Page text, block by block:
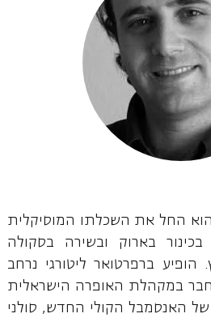
החל את השכלתו המוסיקלית
בארוק ובשירה בסקולה
הופיע ברפרטואר ליטורגי נרחב
במקהלת האופרה הישראלית
האנסמבל הקולי החדש, סולני